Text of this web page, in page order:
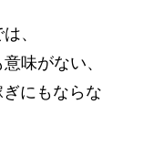
、
味がない、
にもならな